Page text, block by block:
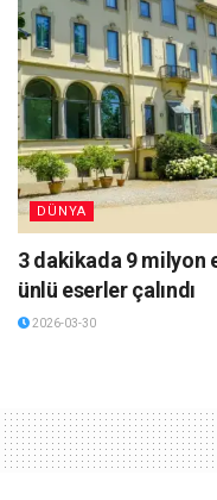
DÜNYA
3 dakikada 9 milyon
ünlü eserler çalındı
2026-03-30